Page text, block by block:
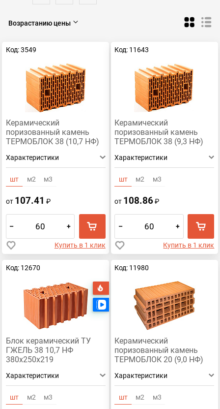
Porotherm / Wienerberger
Возрастанию цены
Код: 3549
Керамический
поризованный камень
ТЕРМОБЛОК 38 (10,7 НФ)
Характеристики
шт м2 м3
от 107.41 ₽
– +
Купить в 1 клик
Код: 11643
Керамический
поризованный камень
ТЕРМОБЛОК 38 (9,3 НФ)
Характеристики
шт м2 м3
от 108.86₽
– +
Купить в 1 клик
Код: 12670
Блок керамический ТУ
ГЖЕЛЬ 38 10,7 НФ
380х250х219
Характеристики
шт м2 м3
Код: 11980
Керамический
поризованный камень
ТЕРМОБЛОК 20 (9,0 НФ)
Характеристики
шт м2 м3